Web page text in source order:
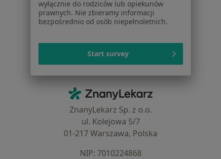
Cennik
Dla lekarzy
Noa Notes nowość
Baza wiedzy
Centrum Pomocy dla Specjalisty
Kontakt ZnanyLekarz - Strona główna
ZnanyLekarz Sp. z o.o.
ul. Kolejowa 5/7
01-217 Warszawa, Polska
NIP: ⁠7010224868
wyłącznie do rodziców lub opiekunów
prawnych. Nie zbieramy informacji
bezpośrednio od osób niepełnoletnich.
Start survey